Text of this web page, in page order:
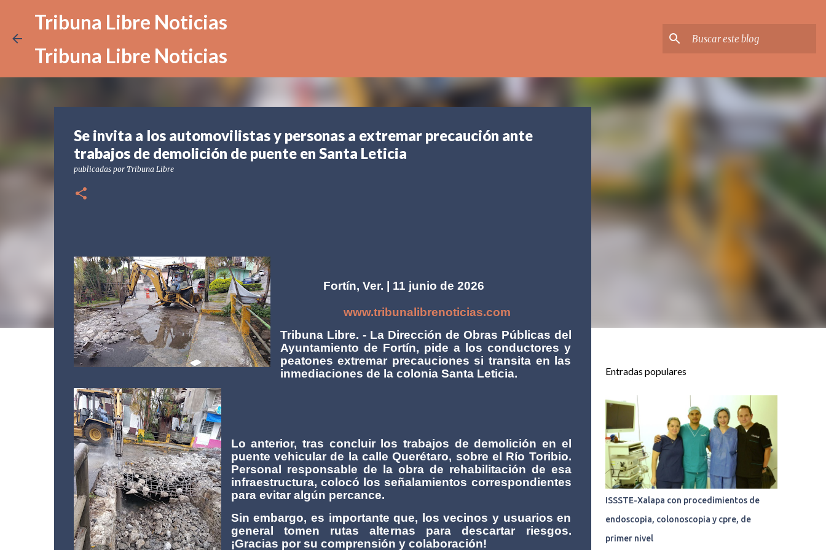
Tribuna Libre Noticias
Tribuna Libre Noticias
Se invita a los automovilistas y personas a extremar precaución ante
trabajos de demolición de puente en Santa Leticia
publicadas por Tribuna Libre
Fortín, Ver. | 11 junio de 2026
www.tribunalibrenoticias.com
Tribuna Libre. - La Dirección de Obras Públicas del
Ayuntamiento de Fortín, pide a los conductores y
peatones extremar precauciones si transita en las
inmediaciones de la colonia Santa Leticia.
Lo anterior, tras concluir los trabajos de demolición en el
puente vehicular de la calle Querétaro, sobre el Río Toribio.
Personal responsable de la obra de rehabilitación de esa
infraestructura, colocó los señalamientos correspondientes
para evitar algún percance.
Sin embargo, es importante que, los vecinos y usuarios en
general tomen rutas alternas para descartar riesgos.
¡Gracias por su comprensión y colaboración!
Entradas populares
ISSSTE-Xalapa con procedimientos de
endoscopia, colonoscopia y cpre, de
primer nivel